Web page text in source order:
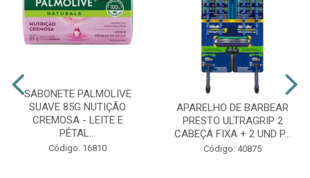
SABONETE PALMOLIVE
SUAVE 85G NUTIÇÃO
CREMOSA - LEITE E
PÉTAL...
Código: 16810
APARELHO DE BARBEAR
PRESTO ULTRAGRIP 2
CABEÇA FIXA + 2 UND P...
Código: 40875